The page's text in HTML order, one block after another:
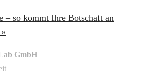
– so kommt Ihre Botschaft an
»
GmbH